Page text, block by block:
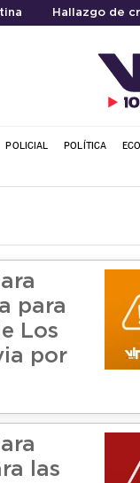
Hallazgo de
POLICIAL POLÍTICA
para
Los
por
las